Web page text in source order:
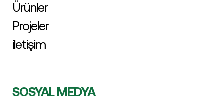
Ürünler
Projeler
iletişim
SOSYAL MEDYA